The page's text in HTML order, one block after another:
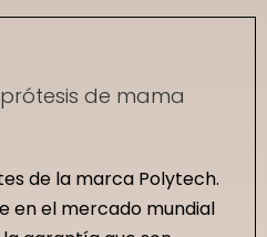
de mama
de la marca Polytech.
en el mercado mundial